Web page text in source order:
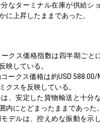
なターミナル在庫が供給シ
に上昇したままであった。
クス価格指数は四半期ごと
映している。
ークス価格は約USD 588.00/
クスを反映している。
、安定した貨物輸送と十分
内にとどまったままであった。
デルは、控えめな振動を示